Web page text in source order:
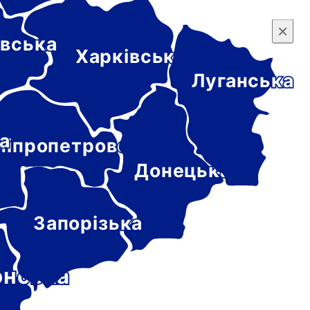
×
Донецька
Харківська
Луганська
Запорізька
×